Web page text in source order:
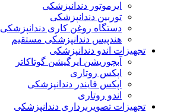
ایرموتور دندانپزشکی
توربین دندانپزشکی
دستگاه روغن کاری دندانپزشکی
هندپیس دندانپزشکی مستقیم
تجهیزات اندو دندانپزشکی
آبچوریشن ایرگیشن گوتاکاتر
اپکس روتاری
اپکس فایندر دندانپزشکی
اندو روتاری
تجهیزات تصویربرداری دندانپزشکی